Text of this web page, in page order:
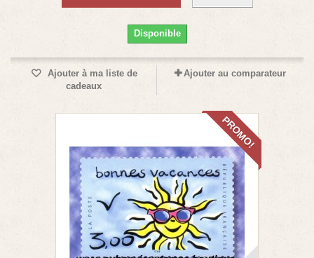
Disponible
Ajouter à ma liste de
cadeaux
Ajouter au comparateur
PROMO!